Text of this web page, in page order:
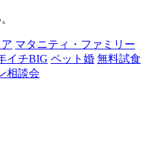
マタニティ・ファミリー
イチBIG ペット婚 無料試食
相談会